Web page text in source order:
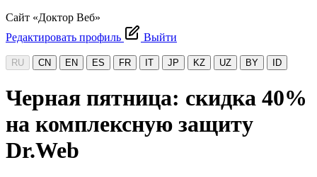
Сайт «Доктор Веб»
Редактировать профиль
Выйти
RU CN EN ES FR IT JP KZ UZ BY ID
Черная пятница: скидка 40%
на комплексную защиту
Dr.Web